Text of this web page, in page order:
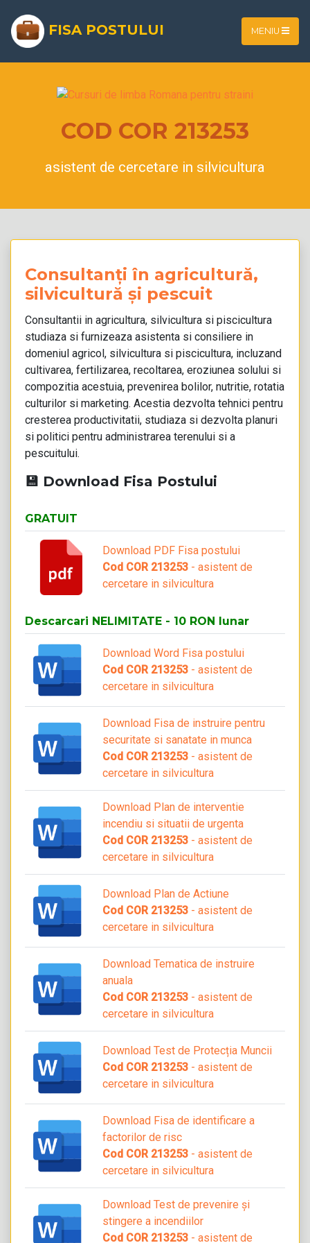
FISA POSTULUI MENIU
COD COR 213253
asistent de cercetare in silvicultura
Consultanți în agricultură,
silvicultură și pescuit
Consultantii in agricultura, silvicultura si piscicultura
studiaza si furnizeaza asistenta si consiliere in
domeniul agricol, silvicultura si piscicultura, incluzand
cultivarea, fertilizarea, recoltarea, eroziunea solului si
compozitia acestuia, prevenirea bolilor, nutritie, rotatia
culturilor si marketing. Acestia dezvolta tehnici pentru
cresterea productivitatii, studiaza si dezvolta planuri
si politici pentru administrarea terenului si a
pescuitului.
💾 Download Fisa Postului
GRATUIT
Download PDF Fisa postului
Cod COR 213253 - asistent de
cercetare in silvicultura
Descarcari NELIMITATE - 10 RON lunar
Download Word Fisa postului
Cod COR 213253 - asistent de
cercetare in silvicultura
Download Fisa de instruire pentru
securitate si sanatate in munca
Cod COR 213253 - asistent de
cercetare in silvicultura
Download Plan de interventie
incendiu si situatii de urgenta
Cod COR 213253 - asistent de
cercetare in silvicultura
Download Plan de Actiune
Cod COR 213253 - asistent de
cercetare in silvicultura
Download Tematica de instruire
anuala
Cod COR 213253 - asistent de
cercetare in silvicultura
Download Test de Protecția Muncii
Cod COR 213253 - asistent de
cercetare in silvicultura
Download Fisa de identificare a
factorilor de risc
Cod COR 213253 - asistent de
cercetare in silvicultura
Download Test de prevenire și
stingere a incendiilor
Cod COR 213253 - asistent de